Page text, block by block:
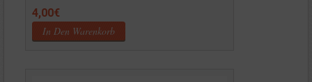
4,00€
In Den Warenkorb